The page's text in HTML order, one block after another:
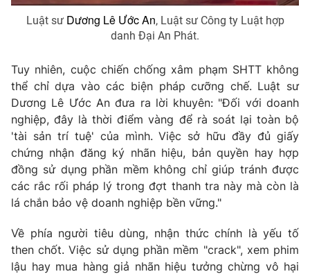
Luật sư Dương Lê Ước An, Luật sư Công ty Luật hợp
danh Đại An Phát.
Tuy nhiên, cuộc chiến chống xâm phạm SHTT không
thể chỉ dựa vào các biện pháp cưỡng chế. Luật sư
Dương Lê Ước An đưa ra lời khuyên: "Đối với doanh
nghiệp, đây là thời điểm vàng để rà soát lại toàn bộ
'tài sản trí tuệ' của mình. Việc sở hữu đầy đủ giấy
chứng nhận đăng ký nhãn hiệu, bản quyền hay hợp
đồng sử dụng phần mềm không chỉ giúp tránh được
các rắc rối pháp lý trong đợt thanh tra này mà còn là
lá chắn bảo vệ doanh nghiệp bền vững."
Về phía người tiêu dùng, nhận thức chính là yếu tố
then chốt. Việc sử dụng phần mềm "crack", xem phim
lậu hay mua hàng giả nhãn hiệu tưởng chừng vô hại